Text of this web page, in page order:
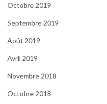
Octobre 2019
Septembre 2019
Août 2019
Avril 2019
Novembre 2018
Octobre 2018